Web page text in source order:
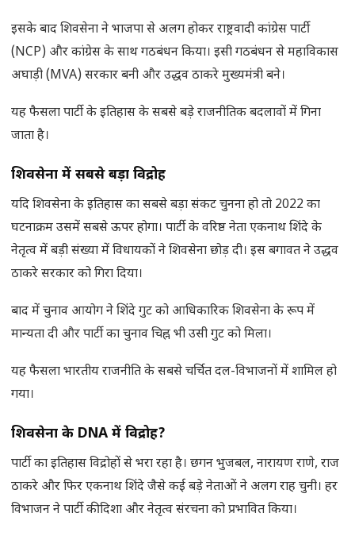
इसके बाद शिवसेना ने भाजपा से अलग होकर राष्ट्रवादी कांग्रेस पार्टी
(NCP) और कांग्रेस के साथ गठबंधन किया। इसी गठबंधन से महाविकास
अघाड़ी (MVA) सरकार बनी और उद्धव ठाकरे मुख्यमंत्री बने।
यह फैसला पार्टी के इतिहास के सबसे बड़े राजनीतिक बदलावों में गिना
जाता है।
शिवसेना में सबसे बड़ा विद्रोह
यदि शिवसेना के इतिहास का सबसे बड़ा संकट चुनना हो तो 2022 का
घटनाक्रम उसमें सबसे ऊपर होगा। पार्टी के वरिष्ठ नेता एकनाथ शिंदे के
नेतृत्व में बड़ी संख्या में विधायकों ने शिवसेना छोड़ दी। इस बगावत ने उद्धव
ठाकरे सरकार को गिरा दिया।
बाद में चुनाव आयोग ने शिंदे गुट को आधिकारिक शिवसेना के रूप में
मान्यता दी और पार्टी का चुनाव चिह्न भी उसी गुट को मिला।
यह फैसला भारतीय राजनीति के सबसे चर्चित दल-विभाजनों में शामिल हो
गया।
शिवसेना के DNA में विद्रोह?
पार्टी का इतिहास विद्रोहों से भरा रहा है। छगन भुजबल, नारायण राणे, राज
ठाकरे और फिर एकनाथ शिंदे जैसे कई बड़े नेताओं ने अलग राह चुनी। हर
विभाजन ने पार्टी की दिशा और नेतृत्व संरचना को प्रभावित किया।